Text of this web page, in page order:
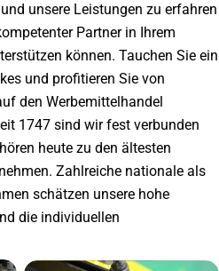
unsere Leistungen zu erfahren
Partner in Ihrem
können. Tauchen Sie ein
und profitieren Sie von
den Werbemittelhandel
1747 sind wir fest verbunden
heute zu den ältesten
Zahlreiche nationale als
schätzen unsere hohe
die individuellen